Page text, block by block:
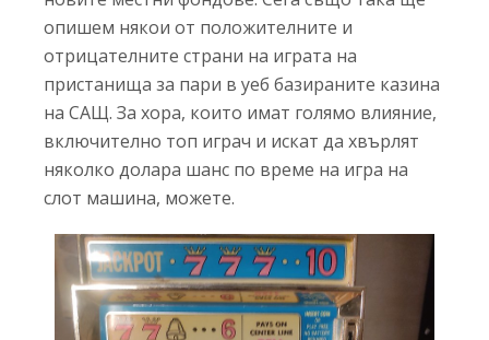
опишем някои от положителните и
отрицателните страни на играта на
пристанища за пари в уеб базираните казина
на САЩ. За хора, които имат голямо влияние,
включително топ играч и искат да хвърлят
няколко долара шанс по време на игра на
слот машина, можете.